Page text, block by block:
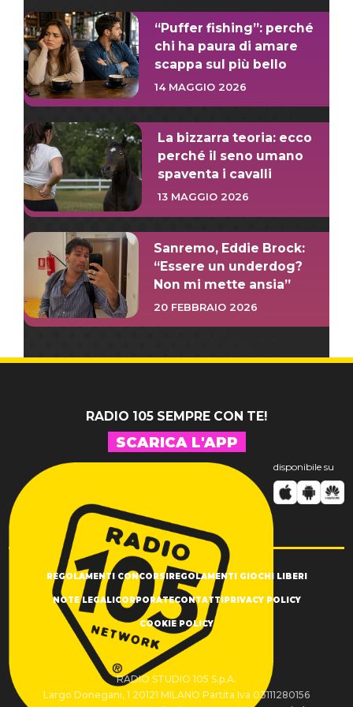
“Puffer fishing”: perché
chi ha paura di amare
scappa sul più bello
14 MAGGIO 2026
La bizzarra teoria: ecco
perché il seno umano
spaventa i cavalli
13 MAGGIO 2026
Sanremo, Eddie Brock:
“Essere un underdog?
Non mi mette ansia”
20 FEBBRAIO 2026
RADIO 105 SEMPRE CON TE!
SCARICA L'APP
disponibile su
REGOLAMENTI CONCORSIREGOLAMENTI GIOCHI LIBERI
NOTE LEGALICORPORATECONTATTIPRIVACY POLICY
COOKIE POLICY
RADIO STUDIO 105 S.p.A.
Largo Donegani, 1 20121 MILANO Partita Iva 03111280156